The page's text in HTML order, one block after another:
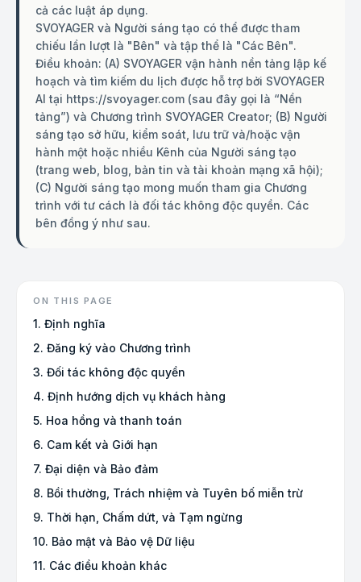
cả các luật áp dụng.
SVOYAGER và Người sáng tạo có thể được tham
chiếu lần lượt là "Bên" và tập thể là "Các Bên".
Điều khoản: (A) SVOYAGER vận hành nền tảng lập kế
hoạch và tìm kiếm du lịch được hỗ trợ bởi SVOYAGER
AI tại https://svoyager.com (sau đây gọi là “Nền
tảng”) và Chương trình SVOYAGER Creator; (B) Người
sáng tạo sở hữu, kiểm soát, lưu trữ và/hoặc vận
hành một hoặc nhiều Kênh của Người sáng tạo
(trang web, blog, bản tin và tài khoản mạng xã hội);
(C) Người sáng tạo mong muốn tham gia Chương
trình với tư cách là đối tác không độc quyền. Các
bên đồng ý như sau.
ON THIS PAGE
1. Định nghĩa
2. Đăng ký vào Chương trình
3. Đối tác không độc quyền
4. Định hướng dịch vụ khách hàng
5. Hoa hồng và thanh toán
6. Cam kết và Giới hạn
7. Đại diện và Bảo đảm
8. Bồi thường, Trách nhiệm và Tuyên bố miễn trừ
9. Thời hạn, Chấm dứt, và Tạm ngừng
10. Bảo mật và Bảo vệ Dữ liệu
11. Các điều khoản khác